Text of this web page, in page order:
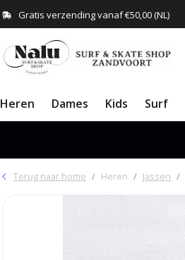
Gratis verzending vanaf €50,00 (NL)
Heren Dames Kids Surf
Terug naar home Heren Jassen